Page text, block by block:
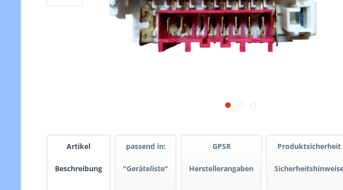
Artikel
Beschreibung
passend in:
"Geräteliste"
GPSR
Herstellerangaben
Produktsicherheit